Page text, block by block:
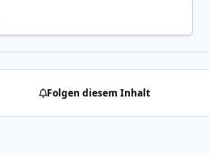
Folgen diesem Inhalt